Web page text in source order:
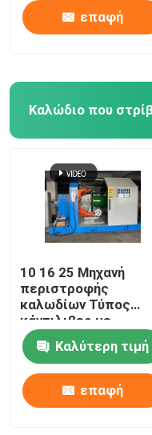
επαφή
Καλώδιο που
10 16 25 Μηχανή
περιστροφής
καλωδίων Τύπος
κάντιλιβερ με
μετατροπέα
Καλύτερη τιμή
επαφή